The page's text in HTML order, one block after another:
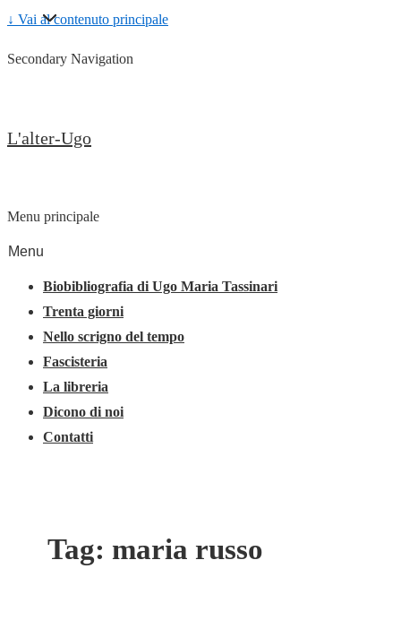
↓ Vai al contenuto principale
Secondary Navigation
L'alter-Ugo
Menu principale
Menu
Biobibliografia di Ugo Maria Tassinari
Trenta giorni
Nello scrigno del tempo
Fascisteria
La libreria
Dicono di noi
Contatti
Tag: maria russo